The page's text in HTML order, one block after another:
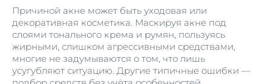
Причиной акне может быть уходовая или
декоративная косметика. Маскируя акне под
слоями тонального крема и румян, пользуясь
жирными, слишком агрессивными средствами,
многие не задумываются о том, что лишь
усугубляют ситуацию. Другие типичные ошибки —